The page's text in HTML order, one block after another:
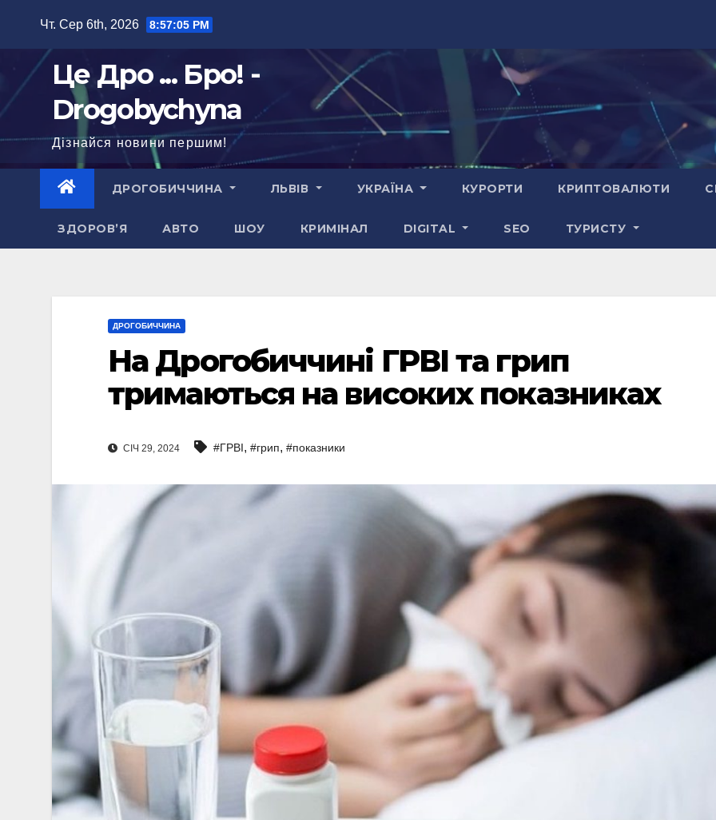
Чт. Сер 6th, 2026 8:57:06 PM
Це Дро ... Бро! -
Drogobychyna
Дізнайся новини першим!
ДРОГОБИЧЧИНА ЛЬВІВ УКРАЇНА КУРОРТИ КРИПТОВАЛЮТИ
ЗДОРОВ’Я АВТО ШОУ КРИМІНАЛ DIGITAL SEO ТУРИСТУ
ДРОГОБИЧЧИНА
На Дрогобиччині ГРВІ та грип
тримаються на високих показниках
СІЧ 29, 2024 #ГРВІ, #грип, #показники